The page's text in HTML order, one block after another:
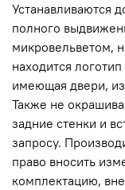
Устанавливаются
полного
микровельветом,
находится
имеющая двери,
Также не
задние стенки и
запросу.
право вносить
комплектацию,